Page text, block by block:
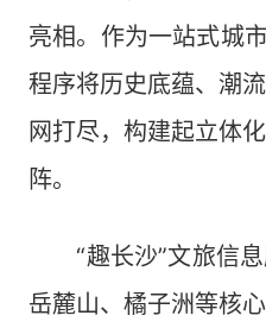
亮相。作为一站式城
程序将历史底蕴、潮
网打尽，构建起立体
阵。
“趣长沙”文旅信息
岳麓山、橘子洲等核